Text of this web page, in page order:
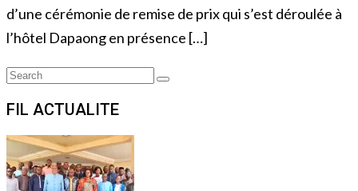
d’une cérémonie de remise de prix qui s’est déroulée à
l’hôtel Dapaong en présence […]
Search
Search
FIL ACTUALITE